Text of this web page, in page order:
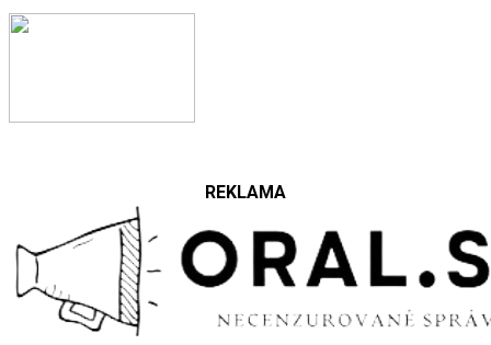
REKLAMA